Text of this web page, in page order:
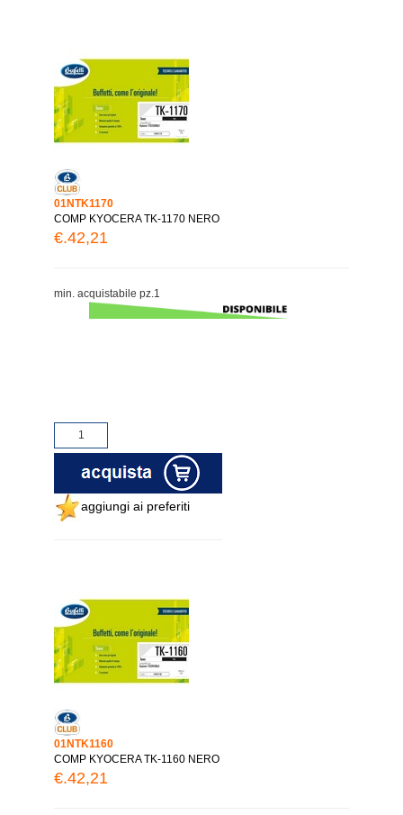
01NTK1170
COMP KYOCERA TK-1170 NERO
€.42,21
min. acquistabile pz.1
aggiungi ai preferiti
01NTK1160
COMP KYOCERA TK-1160 NERO
€.42,21